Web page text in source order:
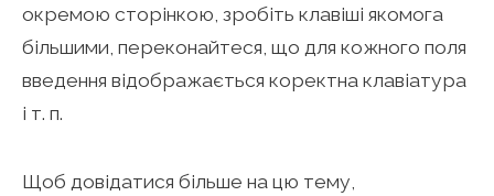
окремою сторінкою, зробіть клавіші якомога
більшими, переконайтеся, що для кожного поля
введення відображається коректна клавіатура
і т. п.
Щоб довідатися більше на цю тему,